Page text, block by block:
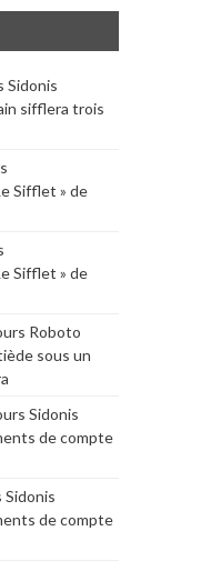
Sidonis
sifflera trois
Sifflet » de
Sifflet » de
Roboto
sous un
Sidonis
de compte
Sidonis
de compte